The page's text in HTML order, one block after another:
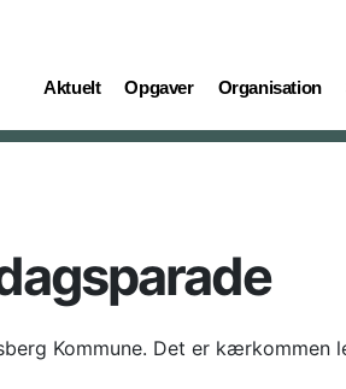
Aktuelt
(current) Opgaver
(current) Organisation
(current)
Kommune. Det er kærkommen